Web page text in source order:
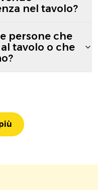
nel tavolo?
persone che
tavolo o che